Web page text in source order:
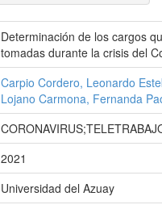
Determinación de los cargos
tomadas durante la crisis del
Carpio Cordero, Leonardo
Lojano Carmona, Fernanda
2021
Universidad del Azuay